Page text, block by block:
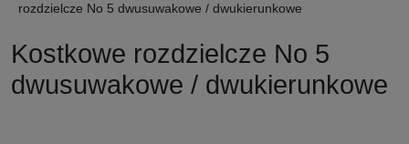
rozdzielcze No 5 dwusuwakowe / dwukierunkowe
Kostkowe rozdzielcze No 5
dwusuwakowe / dwukierunkowe